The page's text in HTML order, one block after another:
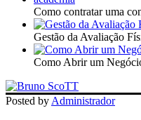
Como contratar uma
Gestão da Avaliação
Como Abrir um
Posted by Administrador